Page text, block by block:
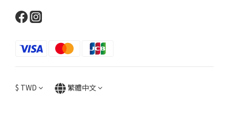
$ TWD 繁體中文